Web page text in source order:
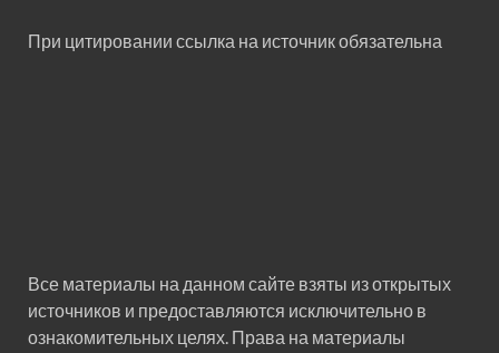
При цитировании ссылка на источник обязательна
Все материалы на данном сайте взяты из открытых
источников и предоставляются исключительно в
ознакомительных целях. Права на материалы